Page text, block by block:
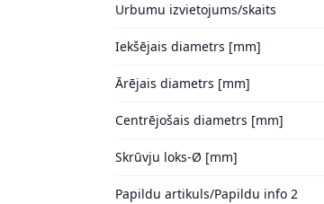
Urbumu izvietojums/skaits
Iekšējais diametrs [mm]
Ārējais diametrs [mm]
Centrējošais diametrs [mm]
Skrūvju loks-Ø [mm]
Papildu artikuls/Papildu info 2